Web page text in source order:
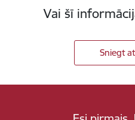
Vai šī
Sniegt